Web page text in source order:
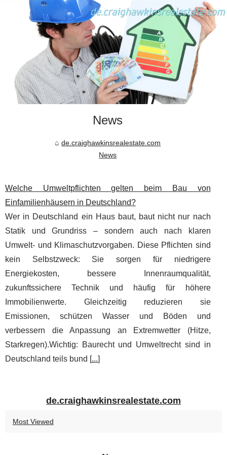
News
de.craighawkinsrealestate.com
News
Welche Umweltpflichten gelten beim Bau von
Einfamilienhäusern in Deutschland?
Wer in Deutschland ein Haus baut, baut nicht nur nach
Statik und Grundriss – sondern auch nach klaren
Umwelt- und Klimaschutzvorgaben. Diese Pflichten sind
kein Selbstzweck: Sie sorgen für niedrigere
Energiekosten, bessere Innenraumqualität,
zukunftssichere Technik und häufig für höhere
Immobilienwerte. Gleichzeitig reduzieren sie
Emissionen, schützen Wasser und Böden und
verbessern die Anpassung an Extremwetter (Hitze,
Starkregen).Wichtig: Baurecht und Umweltrecht sind in
Deutschland teils bund [...]
de.craighawkinsrealestate.com
Most Viewed